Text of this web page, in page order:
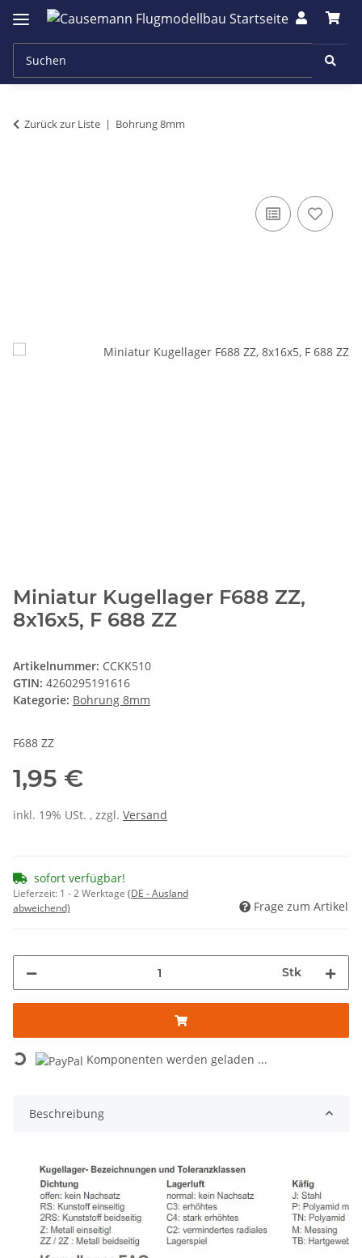
Zurück zur Liste Bohrung 8mm
Miniatur Kugellager F688 ZZ,
8x16x5, F 688 ZZ
Artikelnummer: CCKK510
GTIN: 4260295191616
Kategorie: Bohrung 8mm
F688 ZZ
1,95 €
inkl. 19% USt. , zzgl. Versand
sofort verfügbar!
Lieferzeit: 1 - 2 Werktage (DE - Ausland
abweichend)
Frage zum Artikel
Stk
Loading... Komponenten werden geladen ...
Beschreibung